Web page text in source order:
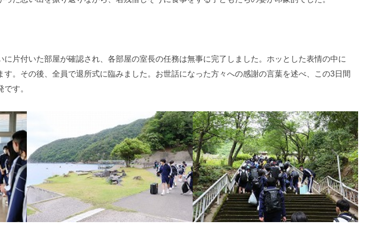
片付いた部屋が確認され、各部屋の室長の任務は無事に完了しました。ホッとした表情の中に
す。その後、全員で退所式に臨みました。お世話になった方々への感謝の言葉を述べ、この3日間
す。